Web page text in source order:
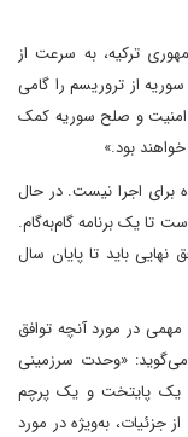
ترکیه، به سرعت از
از تروریسم را گامی
امنیت و صلح سوریه کمک
بود.»
برای اجرا نیست. در حال
تا یک برنامه گام‌به‌گام.
باید تا پایان سال
در مورد آنچه توافق
«وحدت سرزمینی
یک پایتخت و یک پرچم
جزئیات، به‌ویژه در مورد